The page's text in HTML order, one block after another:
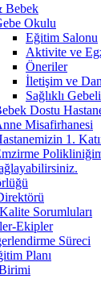
Bebek
Okulu
Eğitim Salonu
Aktivite ve
Öneriler
İletişim ve
Sağlıklı
Dostu
Misafirhanesi
1.
Sorumluları
Ekipler
Süreci
Planı